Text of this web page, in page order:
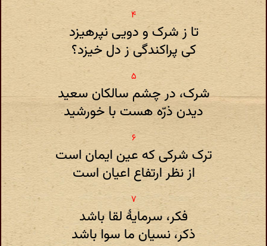
تا ز شرک و دویی نپرهیزد
کی پراکندگی ز دل خیزد؟
شرک، در چشم سالکان سعید
دیدن ذرّه هست با خورشید
ترک شرکی که عین ایمان است
از نظر ارتفاع اعیان است
فکر، سرمایهٔ لقا باشد
ذکر، نسیان ما سوا باشد